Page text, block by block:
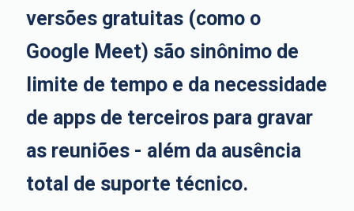
versões gratuitas (como o
Google Meet) são sinônimo de
limite de tempo e da necessidade
de apps de terceiros para gravar
as reuniões - além da ausência
total de suporte técnico.